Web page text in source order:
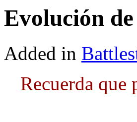
Evolución
Added in
Recuerda que